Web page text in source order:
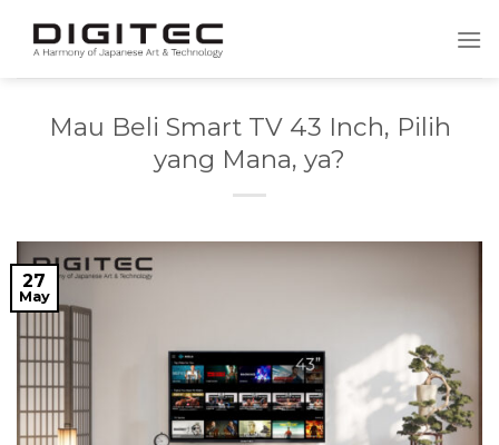
Mau Beli Smart TV 43 Inch, Pilih
yang Mana, ya?
27
May